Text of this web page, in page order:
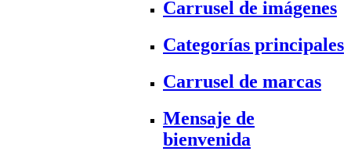
Carrusel de imágenes
Categorías principales
Carrusel de marcas
Mensaje de
bienvenida